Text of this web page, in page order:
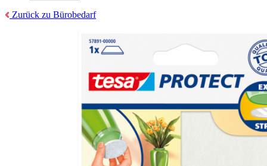
Zurück zu Bürobedarf